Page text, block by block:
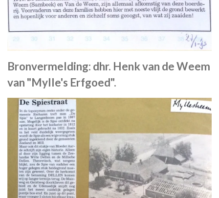
Bronvermelding: dhr. Henk van de Weem
van "Mylle's Erfgoed".